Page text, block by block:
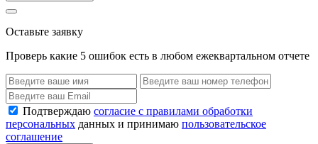
Оставьте заявку
Проверь какие 5 ошибок есть в любом ежеквартальном отчете
Подтверждаю согласие с правилами обработки
персональных данных и принимаю пользовательское
соглашение